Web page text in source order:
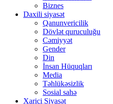
Biznes
Daxili siyasət
Qanunvericilik
Dövlət quruculuğu
Cəmiyyət
Gender
Din
İnsan Hüquqları
Media
Təhlükəsizlik
Sosial sahə
Xarici Siyasət